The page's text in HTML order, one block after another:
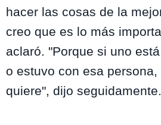
hacer las cosas de la
creo que es lo más
aclaró. "Porque si uno
o estuvo con esa
quiere", dijo seguidamente.